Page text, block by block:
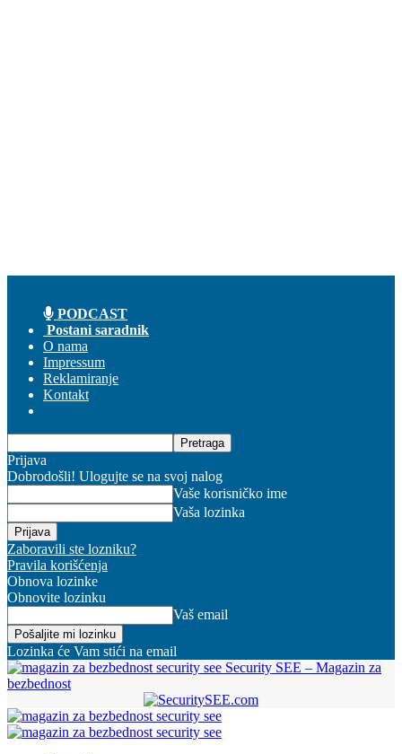
PODCAST
Postani saradnik
O nama
Impressum
Reklamiranje
Kontakt
Prijava
Dobrodošli! Ulogujte se na svoj nalog
Vaše korisničko ime
Vaša lozinka
Zaboravili ste lozniku?
Pravila korišćenja
Obnova lozinke
Obnovite lozinku
Vaš email
Lozinka će Vam stići na email
Security SEE – Magazin za
bezbednost